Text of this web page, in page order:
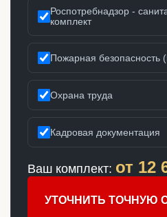
Роспотребнадзор -
комплект
Пожарная безопасность
Охрана труда
Кадровая документация
Ваш комплект: от 12
УТОЧНИТЬ ТОЧНУЮ